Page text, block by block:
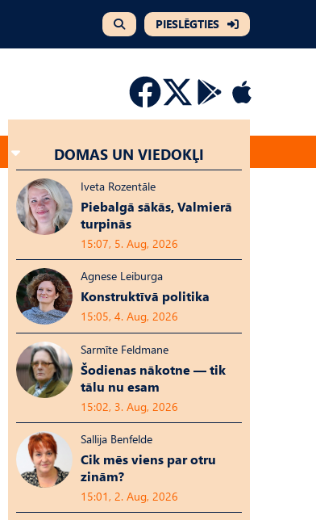
PIESLĒGTIES
DOMAS UN VIEDOKĻI
Iveta Rozentāle
Piebalgā sākās, Valmierā
turpinās
15:07, 5. Aug, 2026
Agnese Leiburga
Konstruktīvā politika
15:05, 4. Aug, 2026
Sarmīte Feldmane
Šodienas nākotne — tik
tālu nu esam
15:02, 3. Aug, 2026
Sallija Benfelde
Cik mēs viens par otru
zinām?
15:01, 2. Aug, 2026